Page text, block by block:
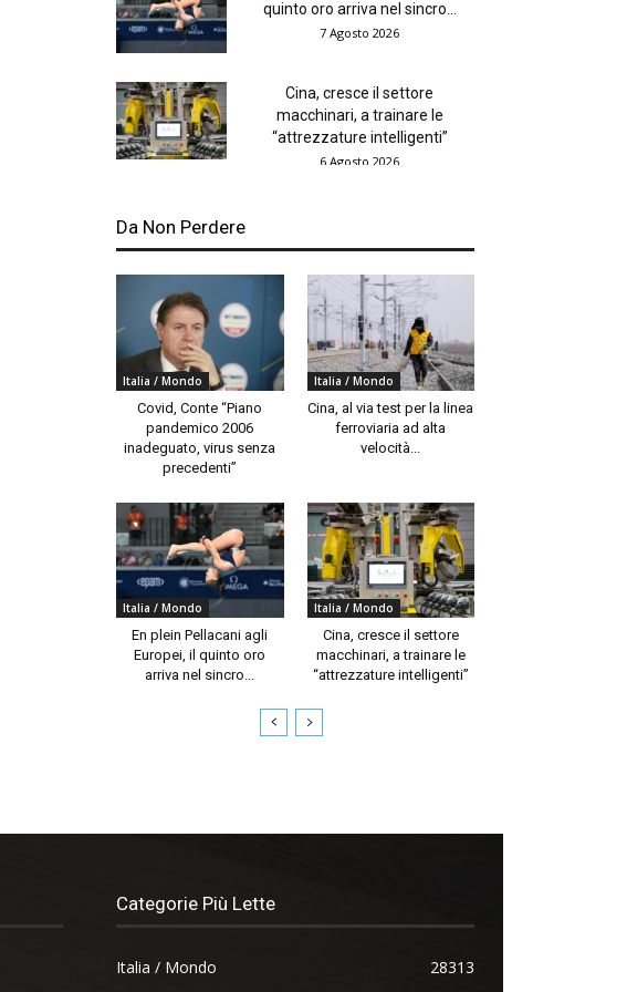
quinto oro arriva nel sincro...
7 Agosto 2026
Cina, cresce il settore
macchinari, a trainare le
“attrezzature intelligenti”
6 Agosto 2026
Da Non Perdere
Italia / Mondo
Covid, Conte “Piano
pandemico 2006
inadeguato, virus senza
precedenti”
Italia / Mondo
Cina, al via test per la linea
ferroviaria ad alta
velocità...
Italia / Mondo
En plein Pellacani agli
Europei, il quinto oro
arriva nel sincro...
Italia / Mondo
Cina, cresce il settore
macchinari, a trainare le
“attrezzature intelligenti”
Categorie Più Lette
Italia / Mondo
28313